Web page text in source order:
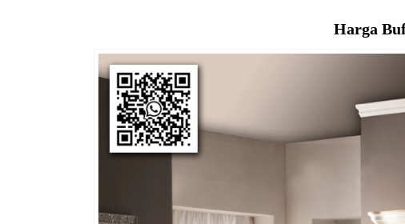
Harga